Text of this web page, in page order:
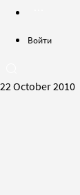
Войти
22 October 2010